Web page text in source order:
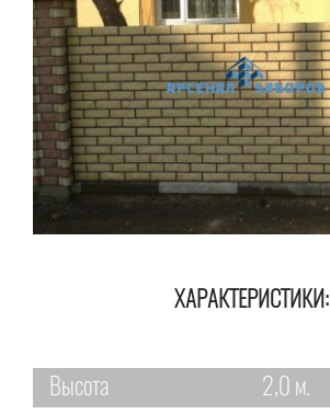
ХАРАКТЕРИСТИКИ:
Высота
2,0 м.